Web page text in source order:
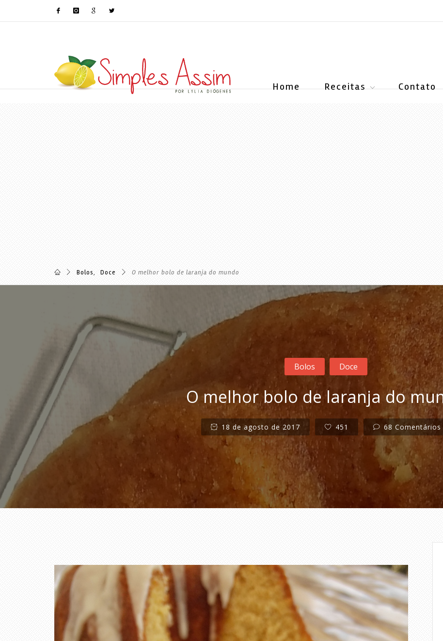
Home Receitas Contato
Bolos, Doce O melhor bolo de laranja do mundo
Bolos Doce
O melhor bolo de laranja do
18 de agosto de 2017 451 68 Comentários